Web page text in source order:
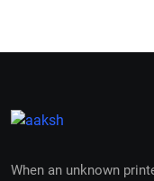
When an unknown